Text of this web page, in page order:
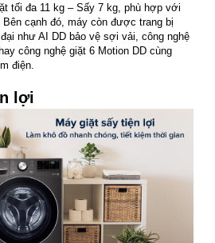
tối đa 11 kg – Sấy 7 kg, phù hợp với
cạnh đó, máy còn được trang bị
như AI DD bảo vệ sợi vải, công nghệ
công nghệ giặt 6 Motion DD cùng
điện.
lợi